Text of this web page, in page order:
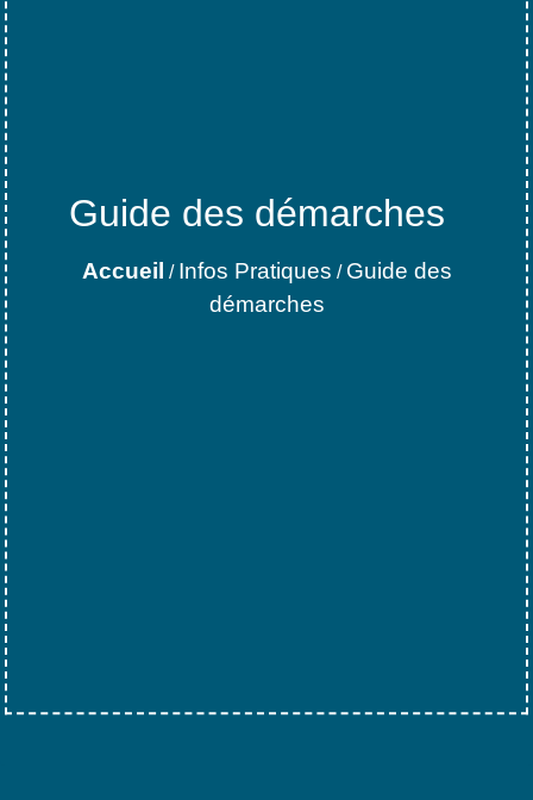
Guide des démarches
Accueil / Infos Pratiques / Guide des
démarches